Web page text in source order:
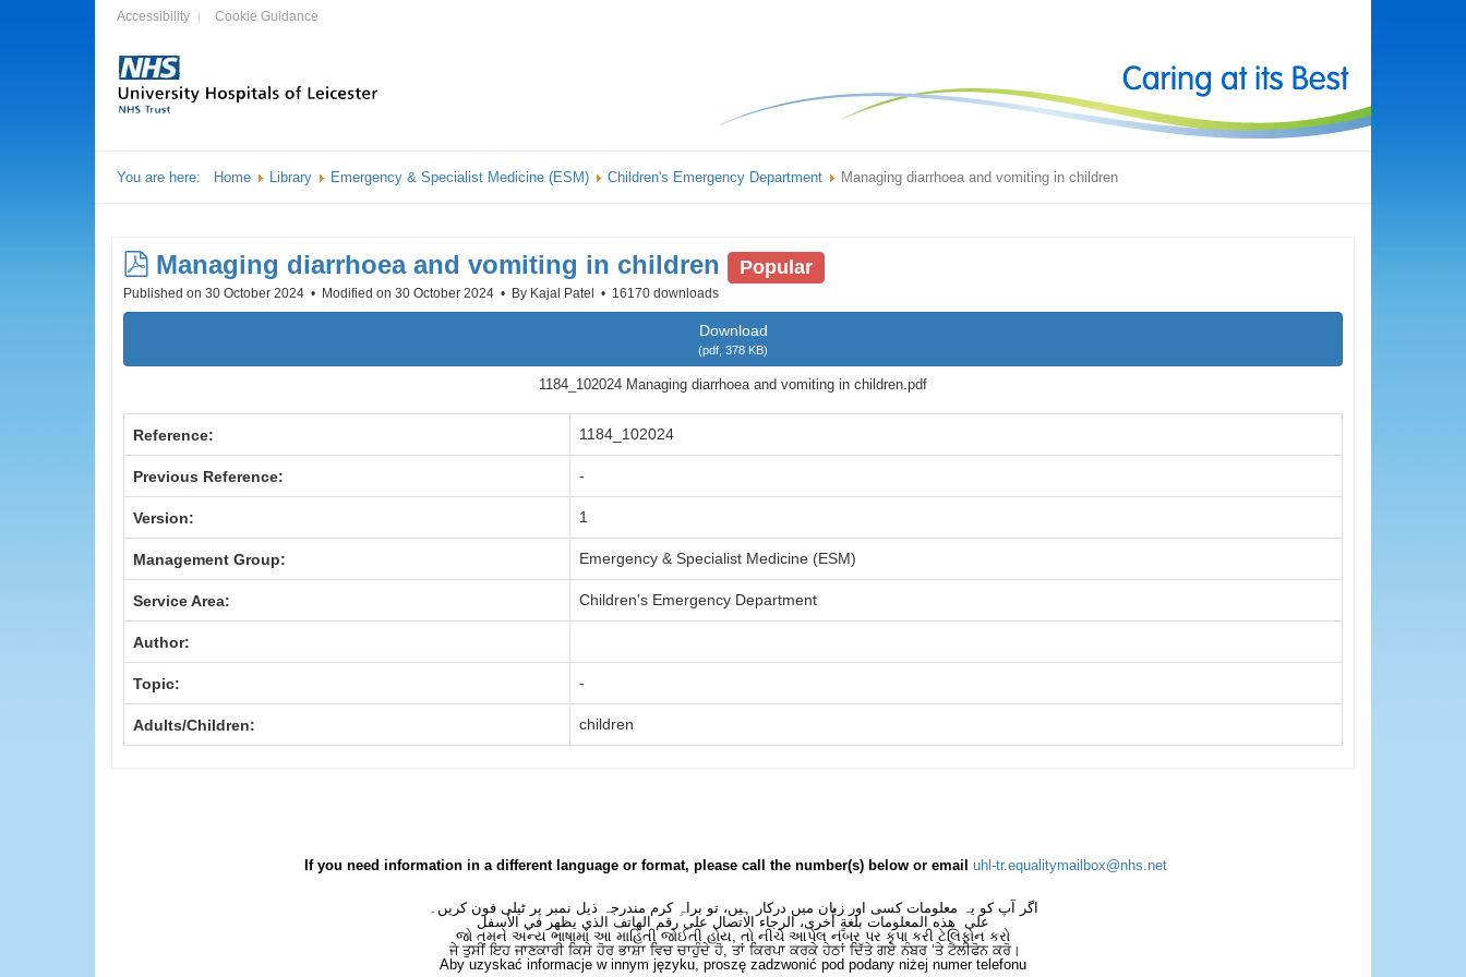
Accessibility Cookie Guidance
You are here: Home Library Emergency & Specialist Medicine (ESM) Children's Emergency Department Managing diarrhoea and vomiting in children
pdf
Managing diarrhoea and vomiting in children Popular
Published on 30 October 2024 Modified on 30 October 2024 By Kajal Patel 16170 downloads
Download
(pdf, 378 KB)
1184_102024 Managing diarrhoea and vomiting in children.pdf
Reference: 1184_102024
Previous Reference: -
Version: 1
Management Group: Emergency & Specialist Medicine (ESM)
Service Area: Children's Emergency Department
Author:
Topic: -
Adults/Children: children
If you need information in a different language or format, please call the number(s) below or email uhl-tr.equalitymailbox@nhs.net
اگر آپ کو یہ معلومات کسی اور زبان میں درکار ہیں، تو براہِ کرم مندرجہ ذیل نمبر پر ٹیلی فون کریں۔
على هذه المعلومات بلغةٍ أُخرى، الرجاء الاتصال على رقم الهاتف الذي يظهر في الأسفل
જો તમને અન્ય ભાષામાં આ માહિતી જોઈતી હોય, તો નીચે આપેલ નંબર પર કૃપા કરી ટેલિફોન કરો
ਜੇ ਤੁਸੀਂ ਇਹ ਜਾਣਕਾਰੀ ਕਿਸੇ ਹੋਰ ਭਾਸ਼ਾ ਵਿਚ ਚਾਹੁੰਦੇ ਹੋ, ਤਾਂ ਕਿਰਪਾ ਕਰਕੇ ਹੇਠਾਂ ਦਿੱਤੇ ਗਏ ਨੰਬਰ ‘ਤੇ ਟੈਲੀਫੋਨ ਕਰੋ।
Aby uzyskać informacje w innym języku, proszę zadzwonić pod podany niżej numer telefonu